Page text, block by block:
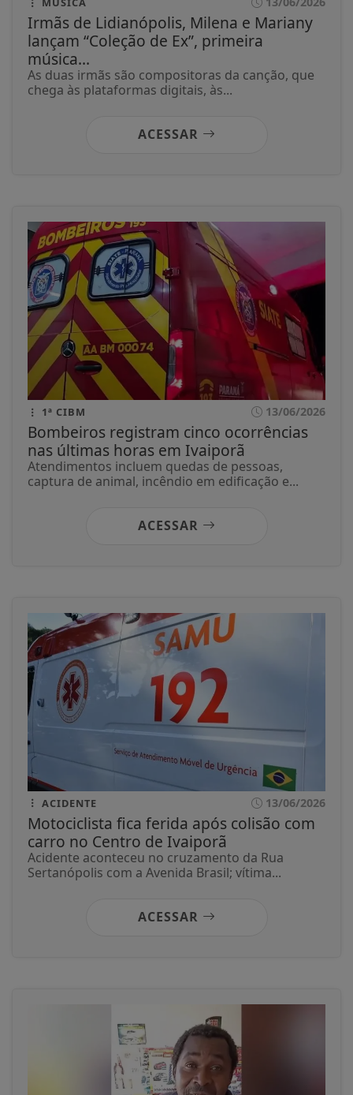
Irmãs de Lidianópolis, Milena e Mariany
lançam “Coleção de Ex”, primeira
música...
As duas irmãs são compositoras da canção, que
chega às plataformas digitais, às...
ACESSAR
1ª CIBM 13/06/2026
Bombeiros registram cinco ocorrências
nas últimas horas em Ivaiporã
Atendimentos incluem quedas de pessoas,
captura de animal, incêndio em edificação e...
ACESSAR
ACIDENTE 13/06/2026
Motociclista fica ferida após colisão com
carro no Centro de Ivaiporã
Acidente aconteceu no cruzamento da Rua
Sertanópolis com a Avenida Brasil; vítima...
ACESSAR